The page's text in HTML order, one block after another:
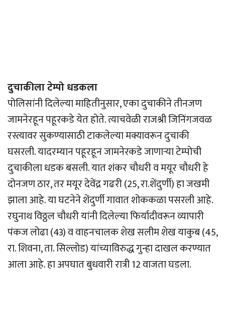
दुचाकीला टेम्पो धडकला
पोलिसांनी दिलेल्या माहितीनुसार, एका दुचाकीने तीनजण
जामनेरहून पहूरकडे येत होते. त्याचवेळी राजश्री जिनिंगजवळ
रस्त्यावर सुकण्यासाठी टाकलेल्या मक्यावरून दुचाकी
घसरली. यादरम्यान पहूरहून जामनेरकडे जाणार्‍या टेम्पोची
दुचाकीला धडक बसली. यात शंकर चौधरी व मयूर चौधरी हे
दोनजण ठार, तर मयूर देवेंद्र गढरी (25, रा.शेंदुर्णी) हा जखमी
झाला आहे. या घटनेने शेंदुर्णी गावात शोककळा पसरली आहे.
रघुनाथ विठ्ठल चौधरी यांनी दिलेल्या फिर्यादीवरून व्यापारी
पंकज लोढा (43) व वाहनचालक शेख सलीम शेख याकुब (45,
रा. शिवना, ता. सिल्लोड) यांच्याविरुद्ध गुन्हा दाखल करण्यात
आला आहे. हा अपघात बुधवारी रात्री 12 वाजता घडला.